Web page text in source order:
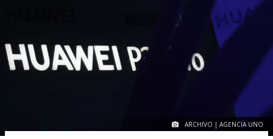
ARCHIVO | AGENCIA UNO